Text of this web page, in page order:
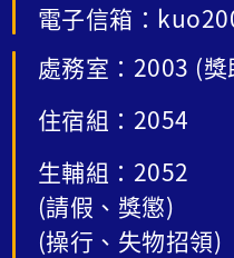
電子信箱：
處務室：2003 (
住宿組：2054
生輔組：2052
(請假、獎懲)
(操行、失物招領)